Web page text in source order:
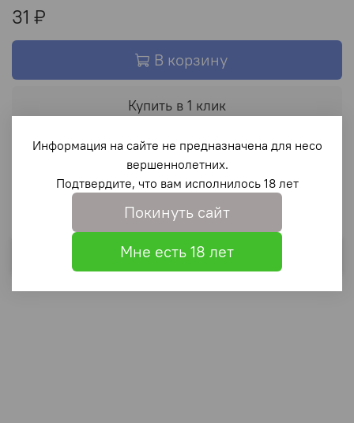
31 ₽
В корзину
Купить в 1 клик
В избранное
Информация на сайте не предназначена для несо
вершеннолетних.
Подтвердите, что вам исполнилось 18 лет
Покинуть сайт
Мне есть 18 лет